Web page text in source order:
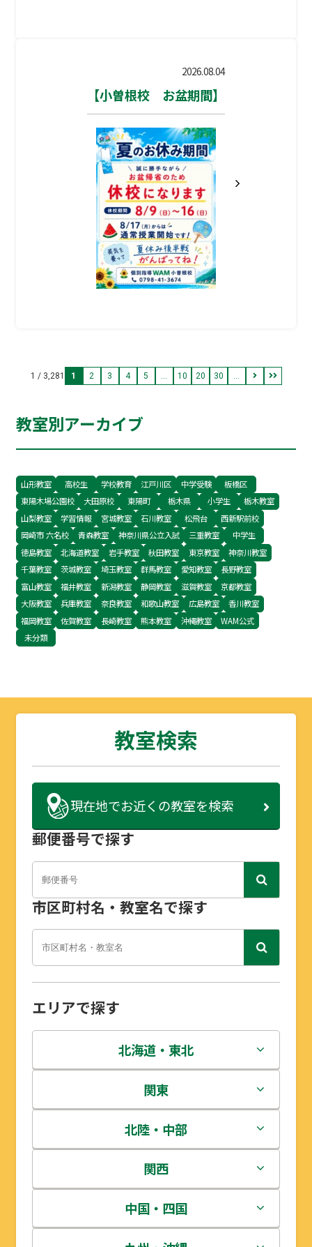
皆さまへ配布させていただきました。 お
渡しした際には、「かわいい！」「子ど
もが喜びそう！」といった嬉しいお声も
いただき、スタッフ一同とても励みにな
っております。 そして今回、うちわを受
け取られた方限定で、 入塾時に一部割引
が適用される特別キャンペーン をスター
トいたしました。 「塾を探している」
「夏の間に勉強の習慣をつけたい」「受
験に向けて準備を始めたい」など、どん
な目的でもご
2026.08.04
【小曽根校 お盆期間】
1 / 3,281 1 2 3 4 5 ... 10 20 30 ...
教室別アーカイブ
山形教室 高校生 学校教育 江戸川区 中学受験
板橋区
東陽木場公園校
大田原校 東陽町 栃木県 小学生
栃木教室
山梨教室
学習情報 宮城教室 石川教室 松飛台
西新駅前校
岡崎市 六名校
青森教室 神奈川県公立入試 三重教室
中学生
徳島教室
北海道教室 岩手教室 秋田教室 東京教室
神奈川教室
千葉教室
茨城教室 埼玉教室 群馬教室 愛知教室
長野教室
富山教室
福井教室 新潟教室 静岡教室 滋賀教室
京都教室
大阪教室
兵庫教室 奈良教室 和歌山教室 広島教室
香川教室
福岡教室
佐賀教室 長崎教室 熊本教室 沖縄教室
WAM公式
未分類
教室検索
現在地でお近くの教室を検索
郵便番号で探す
市区町村名・教室名で探す
エリアで探す
北海道・東北
北海道
青森県
岩手県
宮城県
秋田県
関東
茨城県
栃木県
群馬県
北陸・中部
新潟県
富山県
関西
三重県
中国・四国